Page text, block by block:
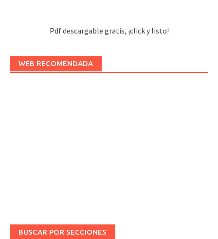
Pdf descargable gratis, ¡click y listo!
WEB RECOMENDADA
BUSCAR POR SECCIONES